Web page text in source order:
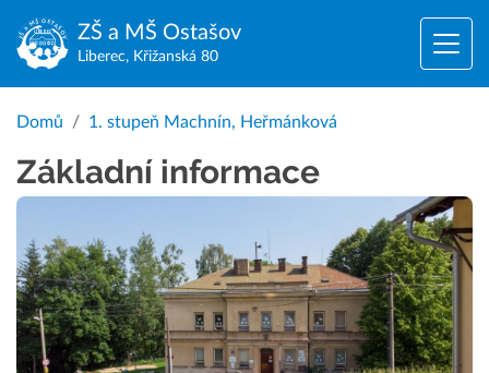
ZŠ a MŠ Ostašov
Liberec, Křižanská 80
Domů 1. stupeň Machnín, Heřmánková
Základní informace